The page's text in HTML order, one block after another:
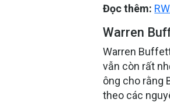
Đọc thêm:
Warren
Warren
vẫn còn rất
ông cho rằng
theo các